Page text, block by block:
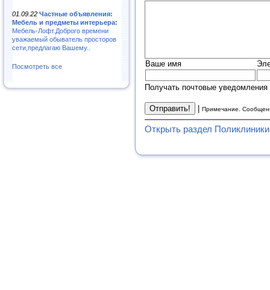
01.09.22 Частные объявления:
Мебель и предметы интерьера:
Мебель-Лофт.Доброго времени
уважаемый обыватель просторов
сети,предлагаю Вашему..
Посмотреть все Ваше имя
Получать почтовые
Примечание.
Открыть раздел Поликлиники